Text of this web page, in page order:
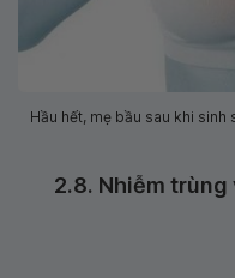
Hầu hết, mẹ bầu sau khi sinh
2.8. Nhiễm trùng